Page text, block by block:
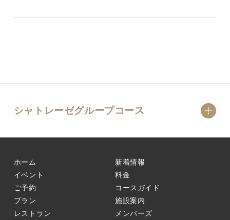
シャトレーゼグループコース
ホーム
新着情報
イベント
料金
ご予約
コースガイド
プラン
施設案内
レストラン
メンバーズ